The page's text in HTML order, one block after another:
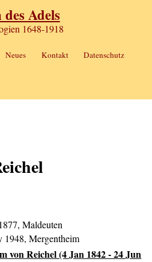
Adels
1648-1918
Neues Kontakt Datenschutz
Maldeuten
1948, Mergentheim
von Reichel (4 Jan 1842 - 24 Jun